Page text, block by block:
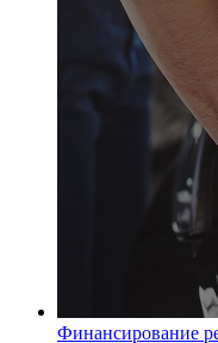
Финансирование